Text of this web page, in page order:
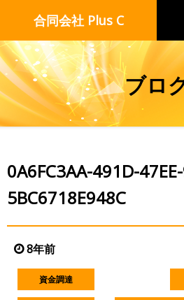
合同会社 Plus C
ブロ
0A6FC3AA-491D-
5BC6718E948C
8年前
資金調達